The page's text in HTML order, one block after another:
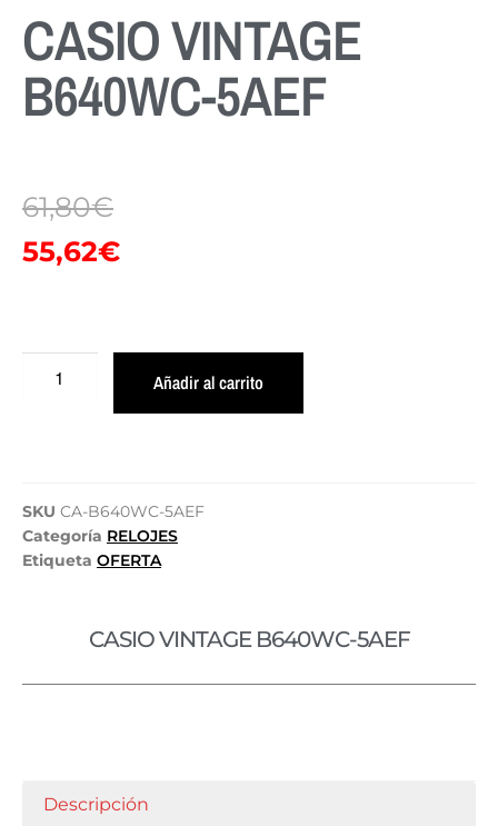
CASIO VINTAGE
B640WC-5AEF
61,80€
55,62€
Añadir al carrito
SKU CA-B640WC-5AEF
Categoría RELOJES
Etiqueta OFERTA
CASIO VINTAGE B640WC-5AEF
Descripción